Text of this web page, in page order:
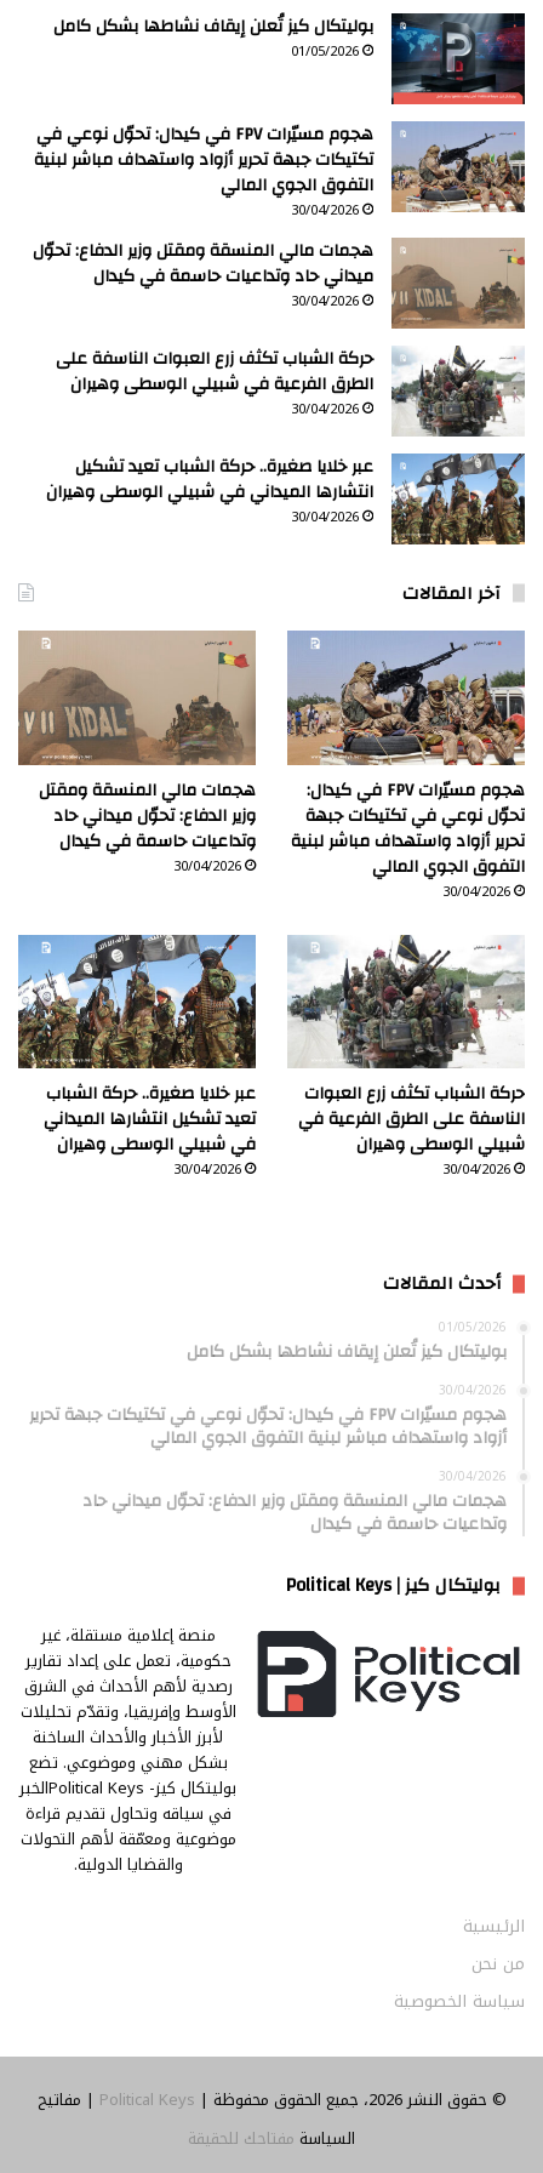
بوليتكال كيز تُعلن إيقاف نشاطها بشكل كامل
01/05/2026
هجوم مسيّرات FPV في كيدال: تحوّل نوعي في
تكتيكات جبهة تحرير أزواد واستهداف مباشر لبنية
التفوق الجوي المالي
30/04/2026
هجمات مالي المنسقة ومقتل وزير الدفاع: تحوّل
ميداني حاد وتداعيات حاسمة في كيدال
30/04/2026
حركة الشباب تكثف زرع العبوات الناسفة على
الطرق الفرعية في شبيلي الوسطى وهيران
30/04/2026
عبر خلايا صغيرة.. حركة الشباب تعيد تشكيل
انتشارها الميداني في شبيلي الوسطى وهيران
30/04/2026
آخر المقالات
هجوم مسيّرات FPV في كيدال:
تحوّل نوعي في تكتيكات جبهة
تحرير أزواد واستهداف مباشر لبنية
التفوق الجوي المالي
30/04/2026
هجمات مالي المنسقة ومقتل
وزير الدفاع: تحوّل ميداني حاد
وتداعيات حاسمة في كيدال
30/04/2026
حركة الشباب تكثف زرع العبوات
الناسفة على الطرق الفرعية في
شبيلي الوسطى وهيران
30/04/2026
عبر خلايا صغيرة.. حركة الشباب
تعيد تشكيل انتشارها الميداني
في شبيلي الوسطى وهيران
30/04/2026
أحدث المقالات
01/05/2026
بوليتكال كيز تُعلن إيقاف نشاطها بشكل كامل
30/04/2026
هجوم مسيّرات FPV في كيدال: تحوّل نوعي في تكتيكات جبهة تحرير
أزواد واستهداف مباشر لبنية التفوق الجوي المالي
30/04/2026
هجمات مالي المنسقة ومقتل وزير الدفاع: تحوّل ميداني حاد
وتداعيات حاسمة في كيدال
بوليتكال كيز | Political Keys
منصة إعلامية مستقلة، غير
حكومية، تعمل على إعداد تقارير
رصدية لأهم الأحداث في الشرق
الأوسط وإفريقيا، وتقدّم تحليلات
لأبرز الأخبار والأحداث الساخنة
بشكل مهني وموضوعي. تضع
بوليتكال كيز- Political Keysالخبر
في سياقه وتحاول تقديم قراءة
موضوعية ومعمّقة لأهم التحولات
والقضايا الدولية.
الرئيسية
من نحن
سياسة الخصوصية
© حقوق النشر 2026، جميع الحقوق محفوظة | Political Keys | مفاتيح
السياسة مفتاحك للحقيقة